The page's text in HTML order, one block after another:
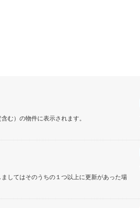
む）の物件に表示されます。
してはそのうちの１つ以上に更新があった場